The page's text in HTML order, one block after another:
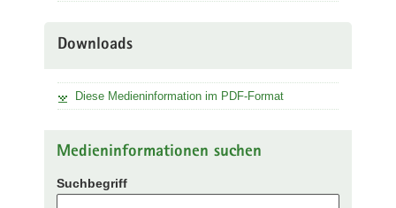
Downloads
Diese Medieninformation im PDF-Format
Medieninformationen suchen
Suchbegriff